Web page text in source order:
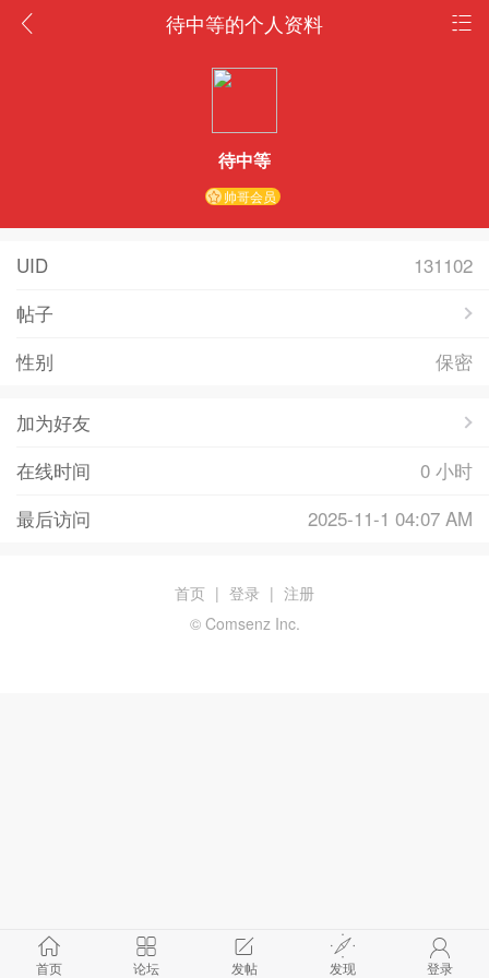
待中等的个人资料
待中等
帅哥会员
UID
131102
帖子
性别
保密
加为好友
在线时间
0 小时
最后访问
2025-11-1 04:07 AM
首页 论坛 发帖 发现 登录
首页 | 登录 | 注册
© Comsenz Inc.